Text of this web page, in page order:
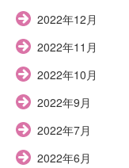
2022年12月
2022年11月
2022年10月
2022年9月
2022年7月
2022年6月